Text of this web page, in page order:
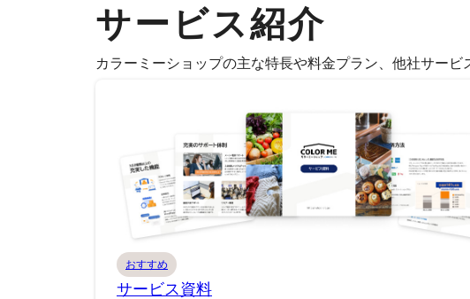
サービス紹介
カラーミーショップの主な特長や料金プラン、他社サー
おすすめ
サービス資料